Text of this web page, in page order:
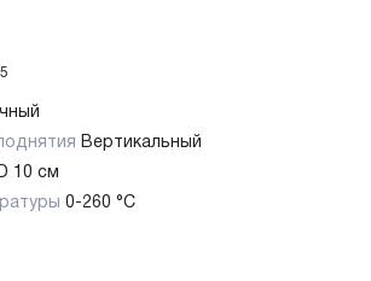
5
Вертикальный
D 10 см
0-260 °С